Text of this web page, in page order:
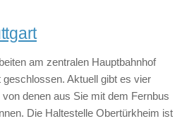
am zentralen Hauptbahnhof
Aktuell gibt es vier
denen aus Sie mit dem Fernbus
Die Haltestelle Obertürkheim ist